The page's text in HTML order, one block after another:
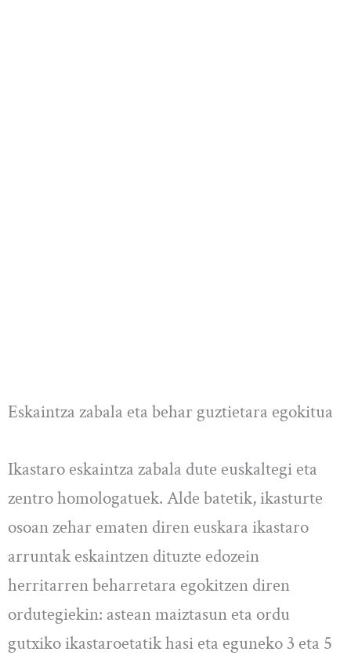
Eskaintza zabala eta behar guztietara egokitua
Ikastaro eskaintza zabala dute euskaltegi eta
zentro homologatuek. Alde batetik, ikasturte
osoan zehar ematen diren euskara ikastaro
arruntak eskaintzen dituzte edozein
herritarren beharretara egokitzen diren
ordutegiekin: astean maiztasun eta ordu
gutxiko ikastaroetatik hasi eta eguneko 3 eta 5